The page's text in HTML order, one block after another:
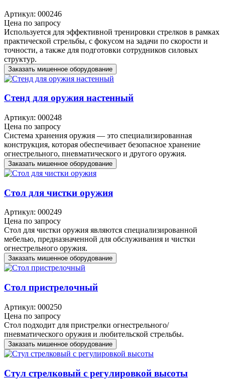
Артикул: 000246
Цена по запросу
Используется для эффективной тренировки стрелков в рамках
практической стрельбы, с фокусом на задачи по скорости и
точности, а также для подготовки сотрудников силовых
структур.
Заказать мишенное оборудование
Стенд для оружия настенный
Артикул: 000248
Цена по запросу
Система хранения оружия — это специализированная
конструкция, которая обеспечивает безопасное хранение
огнестрельного, пневматического и другого оружия.
Заказать мишенное оборудование
Стол для чистки оружия
Артикул: 000249
Цена по запросу
Стол для чистки оружия являются специализированной
мебелью, предназначенной для обслуживания и чистки
огнестрельного оружия.
Заказать мишенное оборудование
Стол пристрелочный
Артикул: 000250
Цена по запросу
Стол подходит для пристрелки огнестрельного/
пневматического оружия и любительской стрельбы.
Заказать мишенное оборудование
Стул стрелковый с регулировкой высоты